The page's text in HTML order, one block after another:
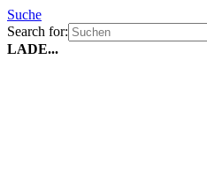
Suche
Search for:
LADE...